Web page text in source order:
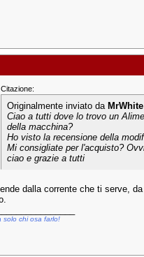
Citazione:
Originalmente inviato da MrWhite
Ciao a tutti dove lo trovo un
della macchina?
Ho visto la recensione della
Mi consigliate per l'acquisto?
ciao e grazie a tutti
dalla corrente che ti serve,
solo chi osa farlo!